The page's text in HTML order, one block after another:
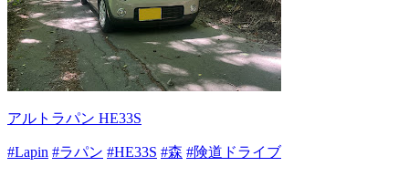
アルトラパン HE33S
#Lapin #ラパン #HE33S #森 #険道ドライブ